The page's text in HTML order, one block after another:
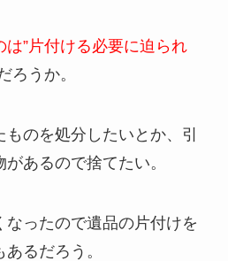
”片付ける必要に迫られ
ろうか。
のを処分したいとか、引
あるので捨てたい。
なったので遺品の片付けを
るだろう。